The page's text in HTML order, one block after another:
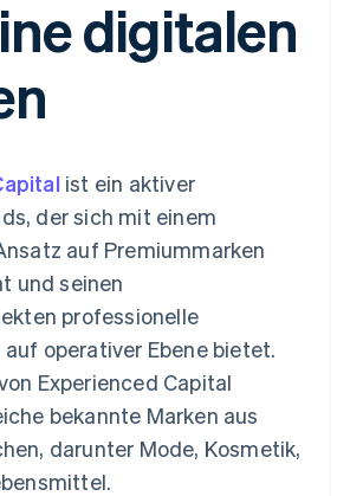
als
Datensynchronisierung
Geldmanagement
SaaS
KI-Unternehmen
Economy
und
Organisationen
Öffentlicher Sektor
Marktplatz auf
der
Abonnementverwaltung
setzen Sie
ausgeben: So
und
von
Diensten mit Agenten
Integrationen
Code-Beispiele
Blog
Status
Roadmap
Sessions
Press
Kontakt
Team
werden
digitalen
ist ein aktiver
der sich mit einem
auf Premiummarken
und seinen
professionelle
operativer Ebene bietet.
Experienced Capital
bekannte Marken aus
darunter Mode, Kosmetik,